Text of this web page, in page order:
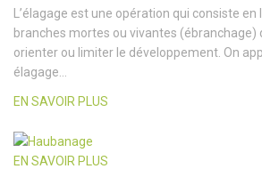
L’élagage est une opération qui consiste
branches mortes ou vivantes (ébranchage)
orienter ou limiter le développement. On
élagage…
EN SAVOIR PLUS
EN SAVOIR PLUS